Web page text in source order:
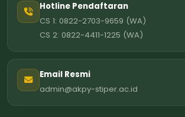
Hotline Pendaftaran
CS 1: 0822-2703-9659 (WA)
CS 2: 0822-4411-1225 (WA)
Email Resmi
admin@akpy-stiper.ac.id